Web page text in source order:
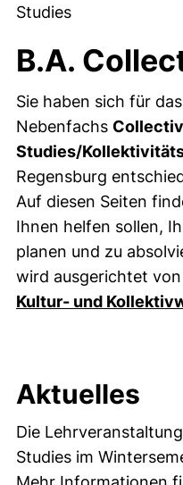
Studies
B.A.
Sie haben sich für
Nebenfachs
Studies/
Regensburg
Auf diesen Seiten
Ihnen helfen sollen,
planen und zu
wird ausgerichtet
Kultur- und
Aktuelles
Die
Studies im